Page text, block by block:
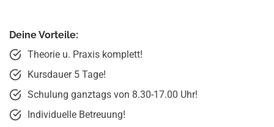
Deine Vorteile:
Theorie u. Praxis komplett!
Kursdauer 5 Tage!
Schulung ganztags von 8.30-17.00 Uhr!
Individuelle Betreuung!